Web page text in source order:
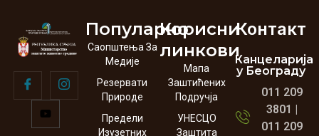
Популарно
Саопштења За
Медије
Резервати
Природе
Предели
Изузетних
Корисни
линкови
Мапа
Заштићених
Подручја
УНЕСЦО
Заштита
Контакт
Канцеларија
у Београду
011 209
3801 |
011 209